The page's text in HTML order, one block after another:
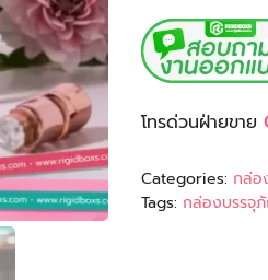
โทรด่วนฝ่ายขาย
Categories: กล่อ
Tags: กล่องบรรจุ